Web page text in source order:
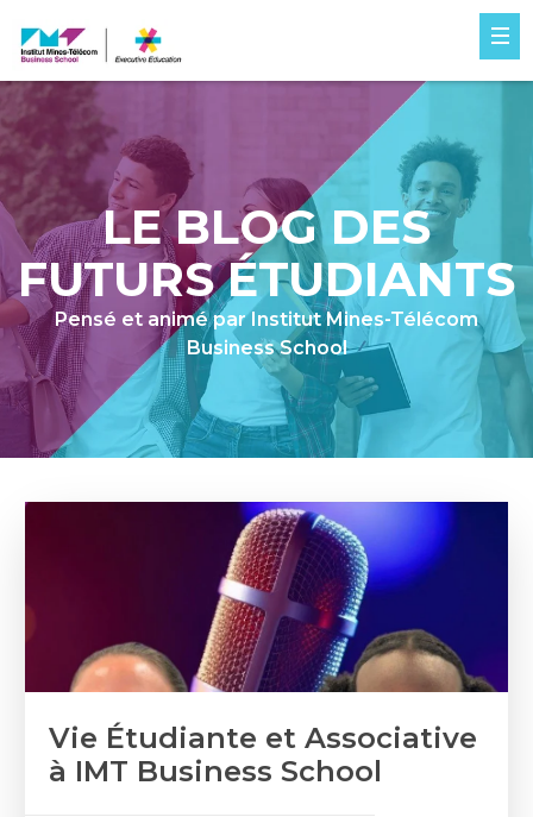
LE BLOG DES
FUTURS ÉTUDIANTS
Pensé et animé par Institut Mines-Télécom
Business School
Vie Étudiante et Associative
à IMT Business School